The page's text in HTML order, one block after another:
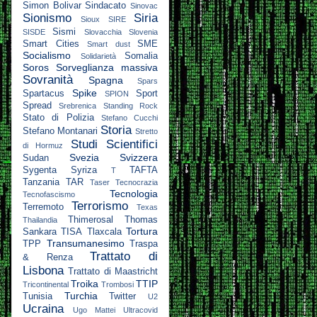
Simon Bolivar Sindacato Sinovac
Sionismo Sioux SIRE Siria
SISDE Sismi Slovacchia Slovenia
Smart Cities Smart dust SME
Socialismo Solidarietà Somalia
Soros Sorveglianza massiva
Sovranità Spagna Spars
Spartacus Spike SPION
Sport
Spread
Srebrenica Standing Rock
Stato di Polizia Stefano Cucchi
Stefano Montanari Storia Stretto
di Hormuz
Studi Scientifici
Sudan Svezia Svizzera
Sygenta Syriza T
TAFTA
Tanzania
TAR Taser
Tecnocrazia
Tecnofascismo
Tecnologia
Terremoto Terrorismo
Texas
Thailandia
Thimerosal
Thomas
Sankara
TISA Tlaxcala Tortura
TPP Transumanesimo
Traspa
& Renza
Trattato di
Lisbona
Trattato di Maastricht
Tricontinental Troika Trombosi TTIP
Tunisia Turchia Twitter U2
Ucraina Ugo Mattei Ultracovid